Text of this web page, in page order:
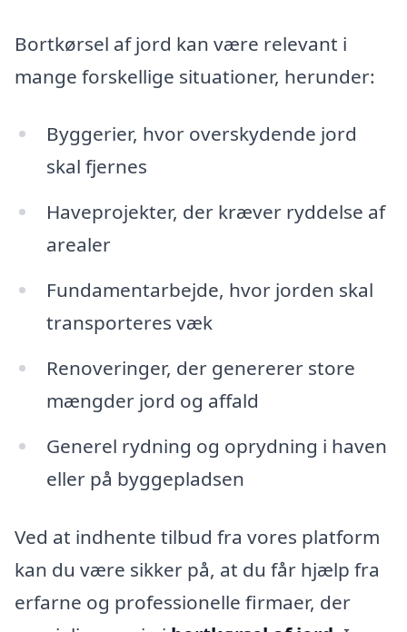
Bortkørsel af jord kan være relevant i
mange forskellige situationer, herunder:
Byggerier, hvor overskydende jord
skal fjernes
Haveprojekter, der kræver ryddelse af
arealer
Fundamentarbejde, hvor jorden skal
transporteres væk
Renoveringer, der genererer store
mængder jord og affald
Generel rydning og oprydning i haven
eller på byggepladsen
Ved at indhente tilbud fra vores platform
kan du være sikker på, at du får hjælp fra
erfarne og professionelle firmaer, der